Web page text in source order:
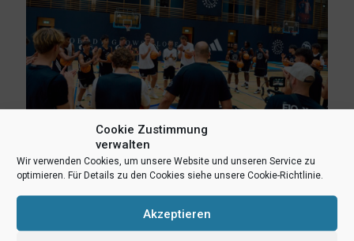
Cookie Zustimmung
verwalten
Wir verwenden Cookies, um unsere Website und unseren Service zu
optimieren. Für Details zu den Cookies siehe unsere Cookie-Richtlinie.
Akzeptieren
8. August 2026
Erlebnis Wagner-Academy! Lernen von den NBA-Stars Franz